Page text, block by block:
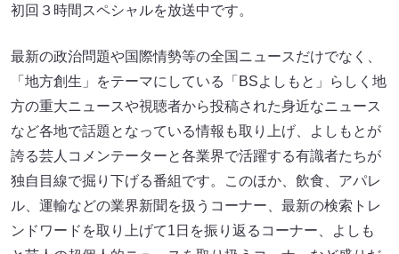
初回３時間スペシャルを放送中です。
最新の政治問題や国際情勢等の全国ニュースだけでなく、
「地方創生」をテーマにしている「BSよしもと」らしく地
方の重大ニュースや視聴者から投稿された身近なニュース
など各地で話題となっている情報も取り上げ、よしもとが
誇る芸人コメンテーターと各業界で活躍する有識者たちが
独自目線で掘り下げる番組です。このほか、飲食、アパレ
ル、運輸などの業界新聞を扱うコーナー、最新の検索トレ
ンドワードを取り上げて1日を振り返るコーナー、よしも